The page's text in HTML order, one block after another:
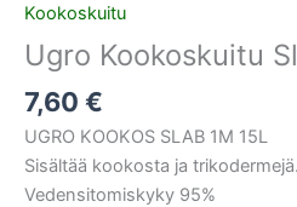
Kookoskuitu
Ugro Kookoskuitu
7,60 €
UGRO KOOKOS SLAB 1M 15L
Sisältää kookosta ja trikodermejä.
Vedensitomiskyky 95%